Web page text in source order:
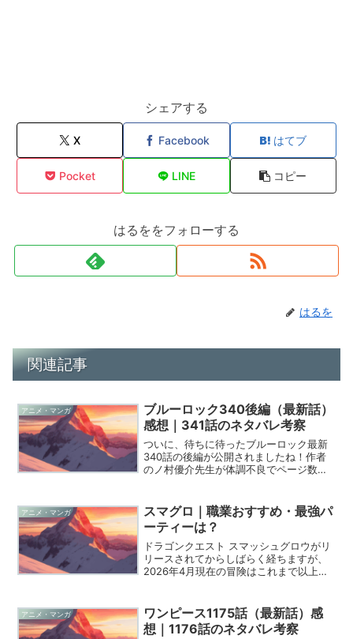
シェアする
X Facebook はてブ
Pocket LINE コピー
はるををフォローする
はるを
関連記事
アニメ・マンガ
ブルーロック340後編（最新話）
感想｜341話のネタバレ考察
ついに、待ちに待ったブルーロック最新
340話の後編が公開されましたね！作者
のノ村優介先生が体調不良でページ数が
が凄まじいことになっています。特に今
回のラストシーン、胸が...
アニメ・マンガ
スマグロ｜職業おすすめ・最強パ
ーティーは？
ドラゴンクエスト スマッシュグロウがリ
リースされてからしばらく経ちますが、
2026年4月現在の冒険はこれまで以上に
は、どの道を選び、どの仲間と歩むかが
僕らプレイヤーの運...
アニメ・マンガ
ワンピース1175話（最新話）感
想｜1176話のネタバレ考察